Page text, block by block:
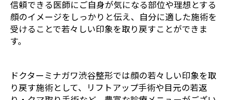
信頼できる医師にご自身が気になる部位や理想とする
顔のイメージをしっかりと伝え、自分に適した施術を
受けることで若々しい印象を取り戻すことができま
す。
ドクターミナガワ渋谷整形では顔の若々しい印象を取
り戻す施術として、リフトアップ手術や目元の若返